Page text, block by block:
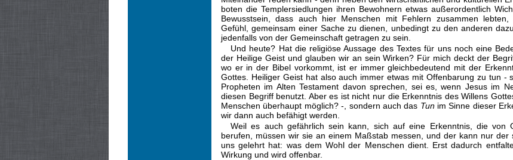
boten die Templersiedlungen ihren Bewohnern etwas außerordentlich
Bewusstsein, dass auch hier Menschen mit Fehlern zusammen
Gefühl, gemeinsam einer Sache zu dienen, unbedingt zu den anderen
jedenfalls von der Gemeinschaft getragen zu sein.
Und heute? Hat die religiöse Aussage des Textes für uns noch eine
der Heilige Geist und glauben wir an sein Wirken? Für mich deckt der
wo er in der Bibel vorkommt, ist er immer gleichbedeutend mit der
Gottes. Heiliger Geist hat also auch immer etwas mit Offenbarung zu tun -
Propheten im Alten Testament davon sprechen, sei es, wenn Jesus im
diesen Begriff benutzt. Aber es ist nicht nur die Erkenntnis des Willens
Menschen überhaupt möglich? -, sondern auch das Tunim Sinne dieser
wir dann auch befähigt werden.
Weil es auch gefährlich sein kann, sich auf eine Erkenntnis, die von
berufen, müssen wir sie an einem Maßstab messen, und der kann nur der
uns gelehrt hat: was dem Wohl der Menschen dient. Erst dadurch
Wirkung und wird offenbar.